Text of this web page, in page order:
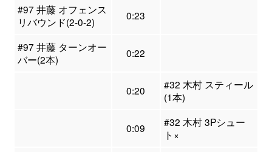
#97 井藤 オフェンス
リバウンド(2-0-2)
0:23
#97 井藤 ターンオー
バー(2本)
0:22
0:20
#32 木村 スティール
(1本)
0:09
#32 木村 3Pシュー
ト×